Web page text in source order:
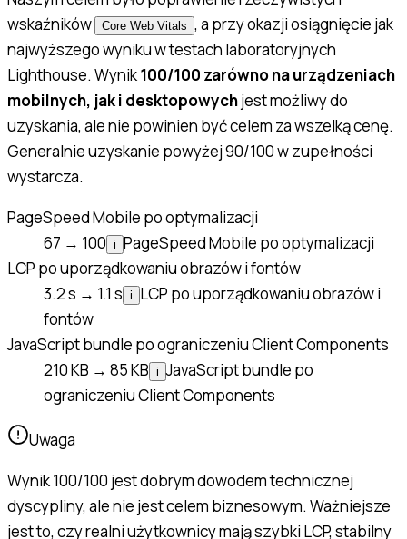
wskaźników
Core Web Vitals , a przy okazji osiągnięcie jak
najwyższego wyniku w testach laboratoryjnych
Lighthouse. Wynik100/100 zarówno na urządzeniach
mobilnych, jak i desktopowychjest możliwy do
uzyskania, ale nie powinien być celem za wszelką cenę.
Generalnie uzyskanie powyżej 90/100 w zupełności
wystarcza.
PageSpeed Mobile po optymalizacji
67 → 100 i PageSpeed Mobile po optymalizacji
LCP po uporządkowaniu obrazów i fontów
3.2 s → 1.1 s i
LCP po uporządkowaniu obrazów i
fontów
JavaScript bundle po ograniczeniu Client Components
210 KB → 85 KB i JavaScript bundle po
ograniczeniu Client Components
Uwaga
Wynik 100/100 jest dobrym dowodem technicznej
dyscypliny, ale nie jest celem biznesowym. Ważniejsze
jest to, czy realni użytkownicy mają szybki LCP, stabilny